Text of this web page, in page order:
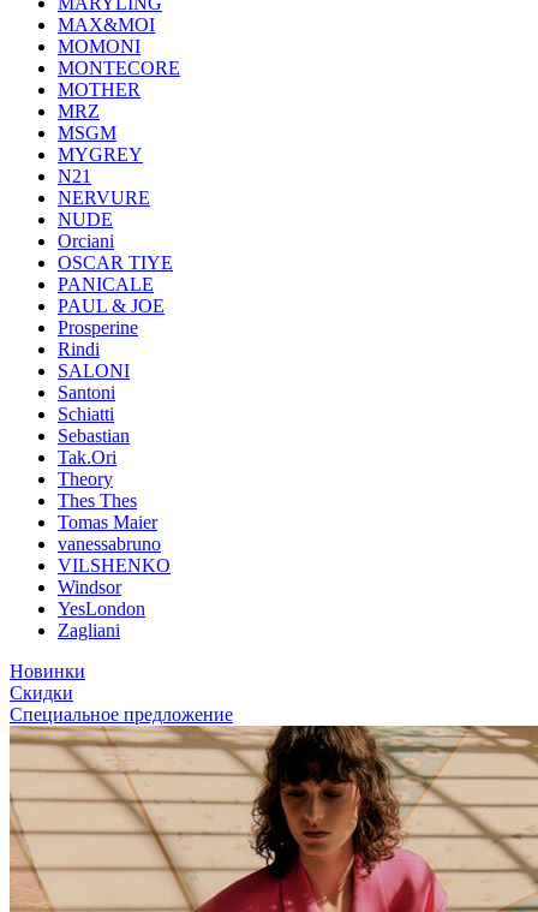
MAX&MOI
MOMONI
MONTECORE
MOTHER
MRZ
MSGM
MYGREY
N21
NERVURE
NUDE
Orciani
OSCAR TIYE
PANICALE
PAUL & JOE
Prosperine
Rindi
SALONI
Santoni
Schiatti
Sebastian
Tak.Ori
Theory
Thes Thes
Tomas Maier
vanessabruno
VILSHENKO
Windsor
YesLondon
Zagliani
Новинки
Скидки
Специальное предложение